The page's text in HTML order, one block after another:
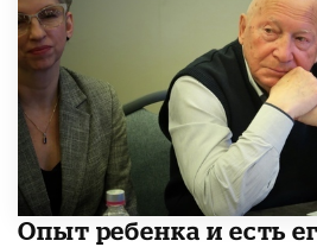
Опыт ребенка и есть